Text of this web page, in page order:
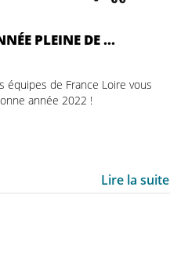
PLEINE DE ...
équipes de France Loire vous
année 2022 !
Lire la suite